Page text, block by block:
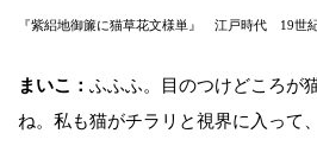
『紫絽地御簾に猫草花文様単』 江戸時代 19
まいこ： ふふふ。目のつけどころが
ね。私も猫がチラリと視界に入って